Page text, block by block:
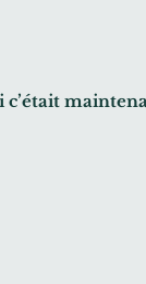
c’était